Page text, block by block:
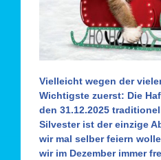
Vielleicht wegen der
Wichtigste zuerst: Die
den 31.12.2025
Silvester ist der einzige
wir mal selber feiern
wir im Dezember immer